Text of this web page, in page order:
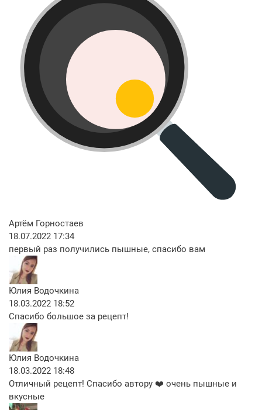
Артём Горностаев
18.07.2022 17:34
первый раз получились пышные, спасибо вам
Юлия Водочкина
18.03.2022 18:52
Спасибо большое за рецепт!
Юлия Водочкина
18.03.2022 18:48
Отличный рецепт! Спасибо автору ❤️ очень пышные и
вкусные